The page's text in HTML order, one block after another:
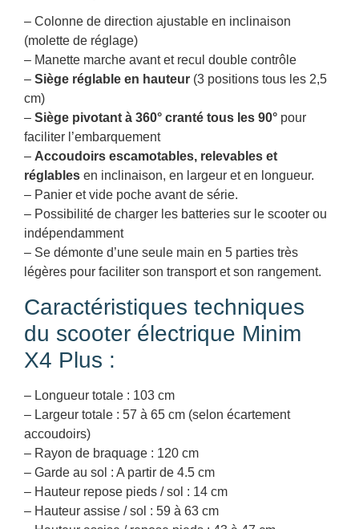
– Colonne de direction ajustable en inclinaison
(molette de réglage)
– Manette marche avant et recul double contrôle
– Siège réglable en hauteur (3 positions tous les 2,5
cm)
– Siège pivotant à 360° cranté tous les 90° pour
faciliter l’embarquement
– Accoudoirs escamotables, relevables et
réglables en inclinaison, en largeur et en longueur.
– Panier et vide poche avant de série.
– Possibilité de charger les batteries sur le scooter ou
indépendamment
– Se démonte d’une seule main en 5 parties très
légères pour faciliter son transport et son rangement.
Caractéristiques techniques
du scooter électrique Minim
X4 Plus :
– Longueur totale : 103 cm
– Largeur totale : 57 à 65 cm (selon écartement
accoudoirs)
– Rayon de braquage : 120 cm
– Garde au sol : A partir de 4.5 cm
– Hauteur repose pieds / sol : 14 cm
– Hauteur assise / sol : 59 à 63 cm